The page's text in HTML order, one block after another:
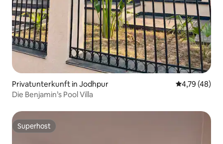
Privatunterkunft in Jodhpur
4,79 (48)
Die Benjamin’s Pool Villa
Superhost
Superhost